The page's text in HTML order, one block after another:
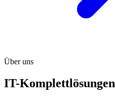
Über uns
IT-Komplettlösungen